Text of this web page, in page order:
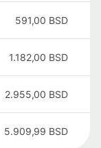
591,00 BSD
1.182,00 BSD
2.955,00 BSD
5.909,99 BSD